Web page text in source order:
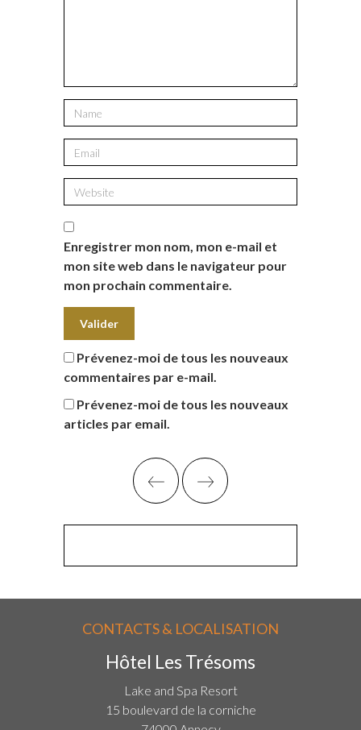
Enregistrer mon nom, mon e-mail et
mon site web dans le navigateur pour
mon prochain commentaire.
Prévenez-moi de tous les nouveaux
commentaires par e-mail.
Prévenez-moi de tous les nouveaux
articles par email.
CONTACTS & LOCALISATION
Hôtel Les Trésoms
Lake and Spa Resort
15 boulevard de la corniche